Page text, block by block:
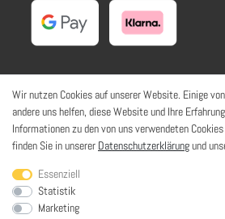
SOZIALE NETZWERKE
© HaWoTEC GmbH. Alle Rechte vorbehalten.
Wir nutzen Cookies auf unserer Website. Einige
andere uns helfen, diese Website und Ihre
Informationen zu den von uns verwendeten
finden Sie in unserer Datenschutzerklärungund
Essenziell
Statistik
Marketing